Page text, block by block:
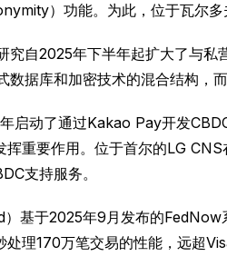
）功能。为此，位于瓦尔
究自2025年下半年起扩大了与
据库和加密技术的混合结构，而
启动了通过Kakao Pay开发
挥重要作用。位于首尔的LG
支持服务。
）基于2025年9月发布的
理170万笔交易的性能，远超